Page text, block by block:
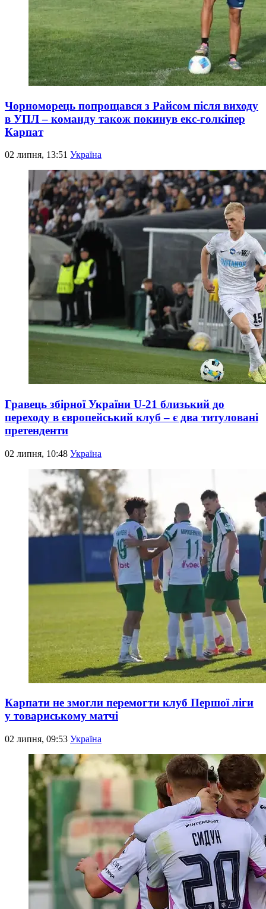
Чорноморець попрощався з Райсом після виходу
в УПЛ – команду також покинув екс-голкіпер
Карпат
02 липня, 13:51 Україна
Гравець збірної України U-21 близький до
переходу в європейський клуб – є два титуловані
претенденти
02 липня, 10:48 Україна
Карпати не змогли перемогти клуб Першої ліги
у товариському матчі
02 липня, 09:53 Україна